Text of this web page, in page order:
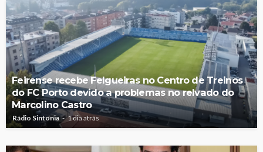
Feirense recebe Felgueiras no Centro de Treinos
do FC Porto devido a problemas no relvado do
Marcolino Castro
Rádio Sintonia 1 dia atrás